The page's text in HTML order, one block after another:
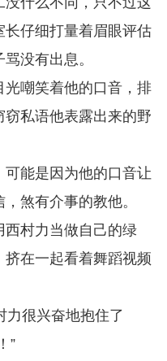
仔细打量着眉眼评估
没有出息。
嘲笑着他的口音，排
私语他表露出来的野
能是因为他的口音让
煞有介事的教他。
村力当做自己的绿
在一起看着舞蹈视频
力很兴奋地抱住了
”